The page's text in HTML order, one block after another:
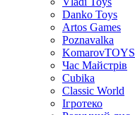
Danko Toys
Artos Games
Poznavalka
KomarovTOYS
Час Майстрів
Cubika
Classic World
Ігротеко